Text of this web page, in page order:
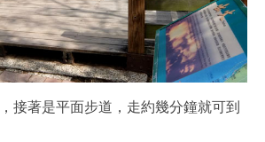
接著是平面步道，走約幾分鐘就可到